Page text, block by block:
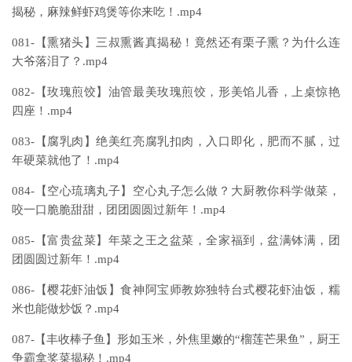
揭秘，麻辣鲜虾鸡煲等你来吃！.mp4
081-【熏猪头】三叔熏酱真揭秘！竟然还有栗子熏？为什么连
大爷落泪了？.mp4
082-【玫瑰煎饺】油管最美玫瑰煎饺，形美馅儿香，上桌惊艳
四座！.mp4
083-【腐乳肉】绝美红亮腐乳扣肉，入口即化，肥而不腻，过
年硬菜就他了！.mp4
084-【空心琉璃丸子】空心丸子怎么做？大厨教你科学做菜，
咬一口脆脆甜甜，团团圆圆过新年！.mp4
085-【富贵盆菜】年菜之王之盆菜，全家福到，盆满钵满，团
团圆圆过新年！.mp4
086-【樱花虾油饭】食神阿宝师教妳独特台式樱花虾油饭，糯
米也能做炒饭？.mp4
087-【丰收棒子鱼】形如玉米，外焦里嫩的“榴莲芒果鱼”，厨王
争霸拿奖菜揭秘！.mp4